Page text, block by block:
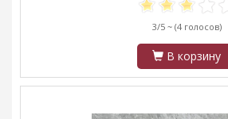
3/5 ~ (4 голосов)
В корзину